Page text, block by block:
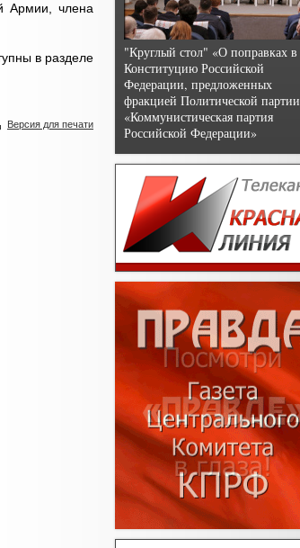
Армии, члена
в разделе
Версия для печати
"Круглый стол" «О поправках в
Конституцию Российской
Федерации, предложенных
фракцией Политической партии
«Коммунистическая партия
Российской Федерации»